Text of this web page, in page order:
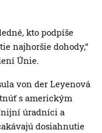
kto podpíše
najhoršie dohody,“
Únie.
von der Leyenová
s americkým
úradníci a
dosiahnutie